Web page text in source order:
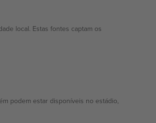
local. Estas fontes captam os
podem estar disponíveis no estádio,